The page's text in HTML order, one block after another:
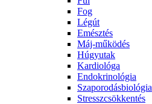
Fog
Légút
Emésztés
Máj-működés
Húgyutak
Kardiológa
Endokrinológia
Szaporodásbiológia
Stresszcsökkentés